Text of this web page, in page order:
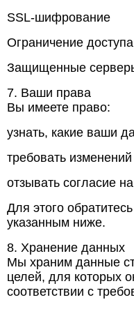
SSL-шифрование
Ограничение
Защищенные
7. Ваши права
Вы имеете право:
узнать, какие ваши
требовать
отзывать согласие
Для этого
указанным ниже.
8. Хранение данных
Мы храним данные
целей, для которых
соответствии с